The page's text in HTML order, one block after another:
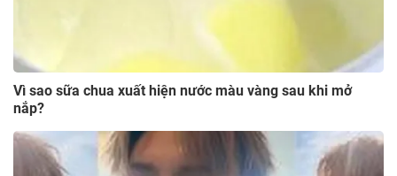
Vì sao sữa chua xuất hiện nước màu vàng sau khi mở
nắp?